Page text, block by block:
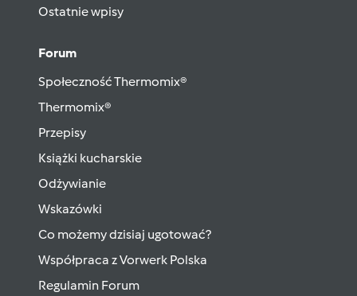
Ostatnie wpisy
Forum
Społeczność Thermomix®
Thermomix®
Przepisy
Książki kucharskie
Odżywianie
Wskazówki
Co możemy dzisiaj ugotować?
Współpraca z Vorwerk Polska
Regulamin Forum